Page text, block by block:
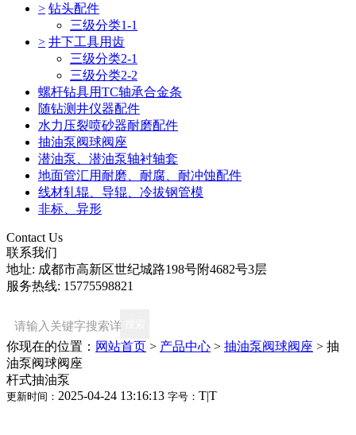
> 钻头配件
三级分类1-1
> 井下工具用齿
三级分类2-1
三级分类2-2
螺杆钻具用TC轴承合金条
随钻测井仪器配件
水力压裂喷砂器耐磨配件
抽油泵阀球阀座
潜油泵、潜油泵轴衬轴套
地面管汇用耐磨、耐腐、耐冲蚀配件
线材轧辊、导辊、冷拔钢管模
非标、异形
Contact Us
联系我们
地址: 成都市高新区世纪城路198号附4682号3层
服务热线: 15775598821
你现在的位置： 网站首页 > 产品中心 > 抽油泵阀球阀座 > 抽
油泵阀球阀座
杆式抽油泵
更新时间： 2025-04-24 13:16:13 字号： T|T